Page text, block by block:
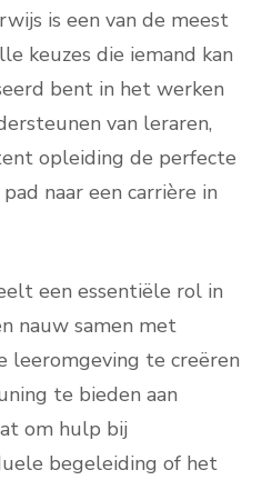
is een van de meest
keuzes die iemand kan
bent in het werken
van leraren,
opleiding de perfecte
naar een carrière in
een essentiële rol in
nauw samen met
leeromgeving te creëren
te bieden aan
om hulp bij
begeleiding of het